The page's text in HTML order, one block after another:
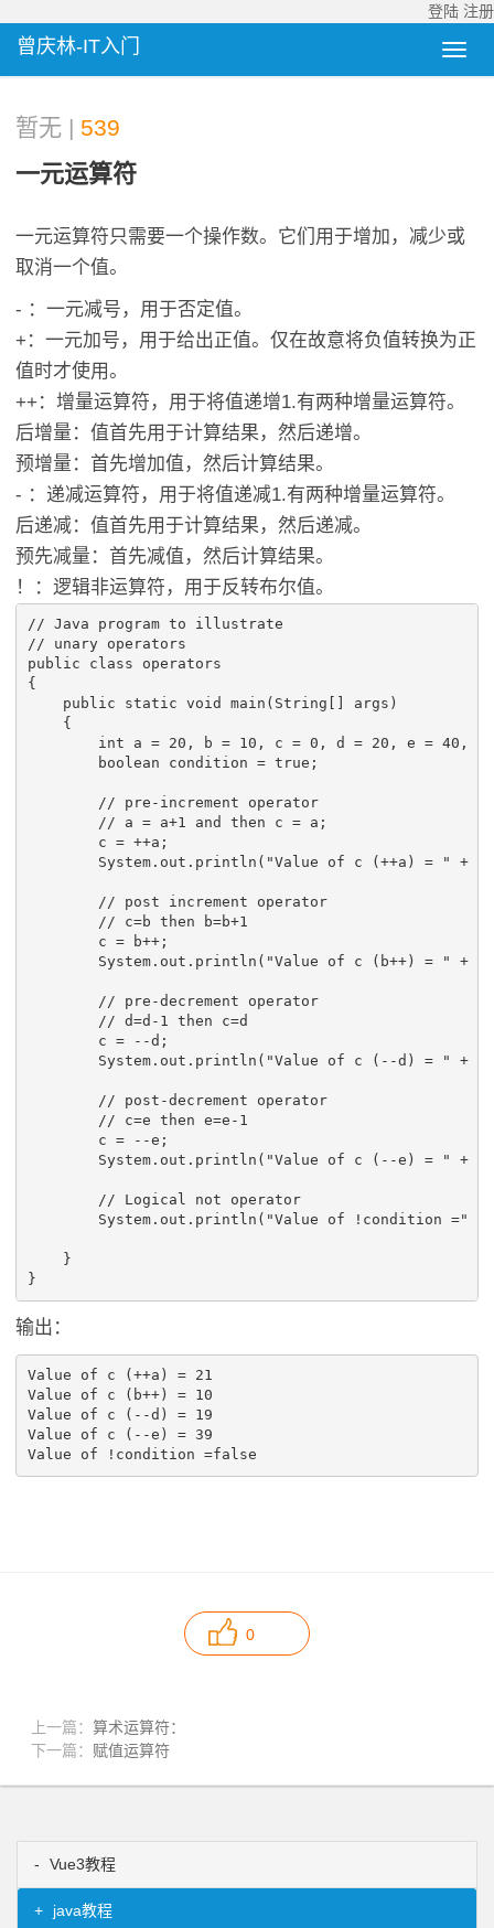
登陆 注册
曾庆林-IT入门
暂无 | 539
一元运算符
一元运算符只需要一个操作数。它们用于增加，减少或
取消一个值。
- ：一元减号，用于否定值。
+：一元加号，用于给出正值。仅在故意将负值转换为正
值时才使用。
++：增量运算符，用于将值递增1.有两种增量运算符。
后增量：值首先用于计算结果，然后递增。
预增量：首先增加值，然后计算结果。
- ：递减运算符，用于将值递减1.有两种增量运算符。
后递减：值首先用于计算结果，然后递减。
预先减量：首先减值，然后计算结果。
！：逻辑非运算符，用于反转布尔值。
// Java program to illustrate
// unary operators
public class operators
{
    public static void main(String[] args)
    {
int a = 20, b = 10, c = 0, d = 20, e = 40, f
        boolean condition = true;
        // pre-increment operator
        // a = a+1 and then c = a;
        c = ++a;
System.out.println("Value of c (++a) = " +
        // post increment operator
        // c=b then b=b+1
        c = b++;
System.out.println("Value of c (b++) = " +
        // pre-decrement operator
        // d=d-1 then c=d
        c = --d;
System.out.println("Value of c (--d) = " +
        // post-decrement operator
        // c=e then e=e-1
        c = --e;
System.out.println("Value of c (--e) = " +
        // Logical not operator
System.out.println("Value of !condition =" +
    }
输出：
Value of c (++a) = 21
Value of c (b++) = 10
Value of c (--d) = 19
Value of c (--e) = 39
Value of !condition =false
0
上一篇： 算术运算符：
下一篇： 赋值运算符
Vue3教程
java教程